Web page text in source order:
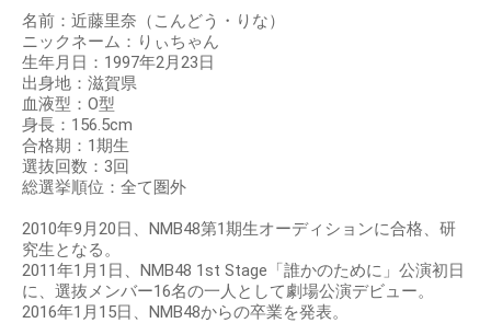
名前：近藤里奈（こんどう・りな）
ニックネーム：りぃちゃん
生年月日：1997年2月23日
出身地：滋賀県
血液型：O型
身長：156.5cm
合格期：1期生
選抜回数：3回
総選挙順位：全て圏外
2010年9月20日、NMB48第1期生オーディションに合格、研
究生となる。
2011年1月1日、NMB48 1st Stage「誰かのために」公演初日
に、選抜メンバー16名の一人として劇場公演デビュー。
2016年1月15日、NMB48からの卒業を発表。